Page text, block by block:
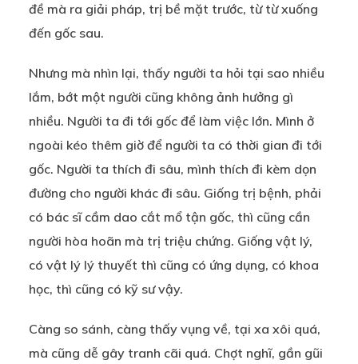
đề mà ra giải pháp, trị bề mặt trước, từ từ xuống
đến gốc sau.
Nhưng mà nhìn lại, thấy người ta hỏi tại sao nhiều
lắm, bớt một người cũng không ảnh hưởng gì
nhiều. Người ta đi tới gốc để làm việc lớn. Mình ở
ngoài kéo thêm giờ để người ta có thời gian đi tới
gốc. Người ta thích đi sâu, mình thích đi kèm dọn
đường cho người khác đi sâu. Giống trị bệnh, phải
có bác sĩ cầm dao cắt mổ tận gốc, thì cũng cần
người hòa hoãn mà trị triệu chứng. Giống vật lý,
có vật lý lý thuyết thì cũng có ứng dụng, có khoa
học, thì cũng có kỹ sư vậy.
Càng so sánh, càng thấy vụng về, tại xa xôi quá,
mà cũng dễ gây tranh cãi quá. Chợt nghĩ, gần gũi